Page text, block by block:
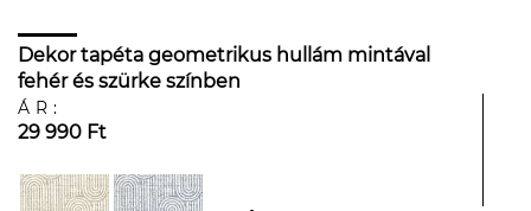
Dekor tapéta geometrikus hullám mintával
fehér és szürke színben
ÁR:
29 990 Ft